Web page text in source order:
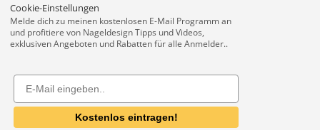
Cookie-Einstellungen
Melde dich zu meinen kostenlosen E-Mail Programm an
und profitiere von Nageldesign Tipps und Videos,
exklusiven Angeboten und Rabatten für alle Anmelder..
Email
Kostenlos eintragen!